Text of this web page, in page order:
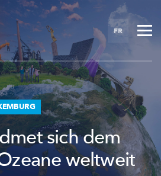
FR
sich dem
weltweit